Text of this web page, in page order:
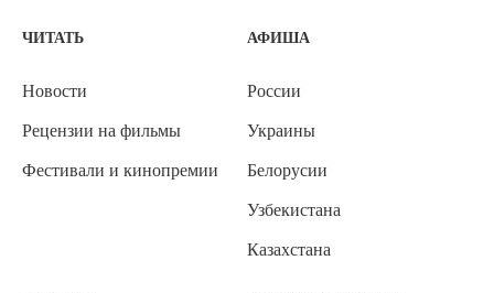
ЧИТАТЬ
Новости
Рецензии на фильмы
Фестивали и кинопремии
АФИША
России
Украины
Белорусии
Узбекистана
Казахстана